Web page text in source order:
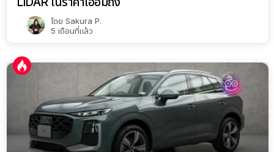
โดย Sakura P.
5 เดือนที่แล้ว